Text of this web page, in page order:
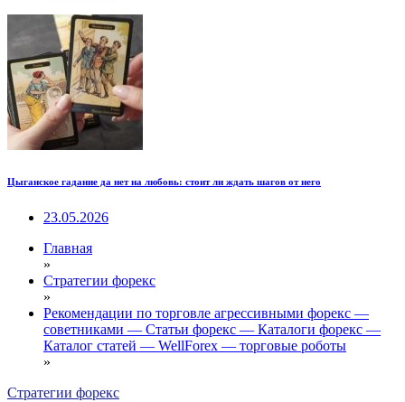
Цыганское гадание да нет на любовь: стоит ли ждать шагов от него
23.05.2026
Главная
»
Стратегии форекс
»
Рекомендации по торговле агрессивными форекс —
советниками — Статьи форекс — Каталоги форекс —
Каталог статей — WellForex — торговые роботы
»
Стратегии форекс